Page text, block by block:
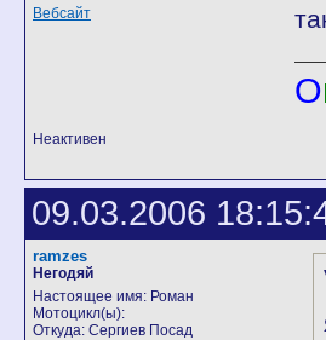
Вебсайт
О
Неактивен
09.03.2006
ramzes
Негодяй
Настоящее имя: Роман
Мотоцикл(ы):
Откуда: Сергиев Посад